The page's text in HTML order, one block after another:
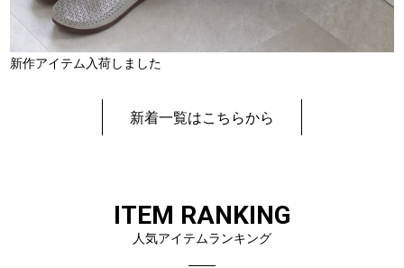
新作アイテム入荷しました
新着一覧はこちらから
ITEM RANKING
人気アイテムランキング